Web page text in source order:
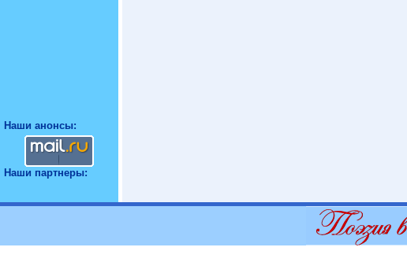
Наши анонсы:
Наши партнеры: